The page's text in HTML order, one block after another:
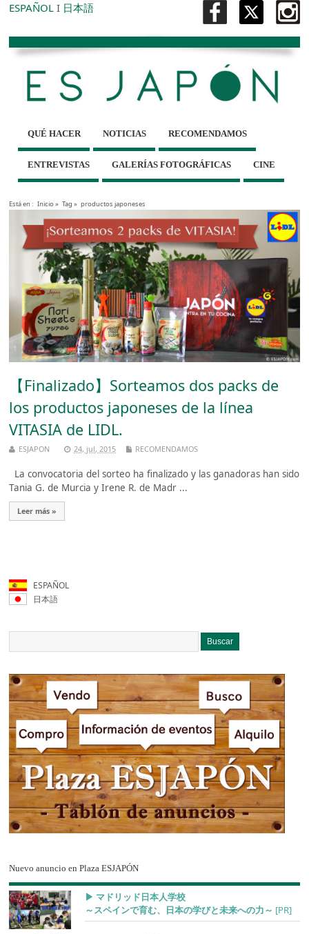
ESPAÑOL I 日本語
QUÉ HACER NOTICIAS RECOMENDAMOS
ENTREVISTAS GALERÍAS FOTOGRÁFICAS CINE
Está en : Inicio» Tag » productos japoneses
【Finalizado】Sorteamos dos packs de
los productos japoneses de la línea
VITASIA de LIDL.
ESJAPON 24, jul, 2015 RECOMENDAMOS
La convocatoria del sorteo ha finalizado y las ganadoras han sido
Tania G. de Murcia y Irene R. de Madr ...
Leer más »
ESPAÑOL
日本語
Nuevo anuncio en Plaza ESJAPÓN
▶︎ マドリッド日本人学校
～スペインで育む、日本の学びと未来への力～ [PR]